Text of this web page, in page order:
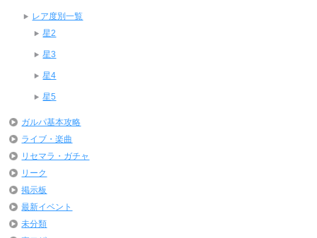
レア度別一覧
星2
星3
星4
星5
ガルパ基本攻略
ライブ・楽曲
リセマラ・ガチャ
リーク
掲示板
最新イベント
未分類